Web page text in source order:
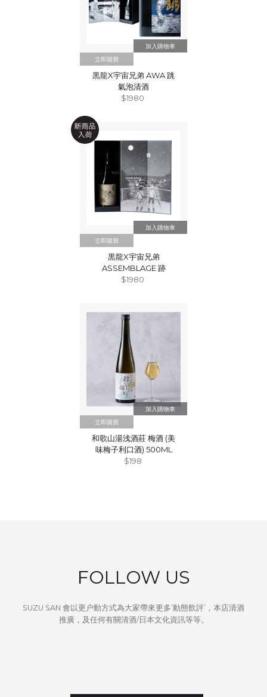
立即購買
黒龍X宇宙兄弟 AWA 跳
氣泡清酒
$1980
立即購買
黒龍X宇宙兄弟
ASSEMBLAGE 跡
$1980
立即購買
和歌山湯浅酒莊 梅酒 (美
味梅子利口酒) 500ML
$198
FOLLOW US
SUZU SAN 會以更户動方式為大家帶來更多’動態飲評’，本店清酒
推廣，及任何有關清酒/日本文化資訊等等。